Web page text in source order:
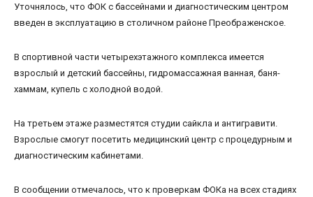
Уточнялось, что ФОК с бассейнами и диагностическим центром
введен в эксплуатацию в столичном районе Преображенское.
В спортивной части четырехэтажного комплекса имеется
взрослый и детский бассейны, гидромассажная ванная, баня-
хаммам, купель с холодной водой.
На третьем этаже разместятся студии сайкла и антигравити.
Взрослые смогут посетить медицинский центр с процедурным и
диагностическим кабинетами.
В сообщении отмечалось, что к проверкам ФОКа на всех стадиях